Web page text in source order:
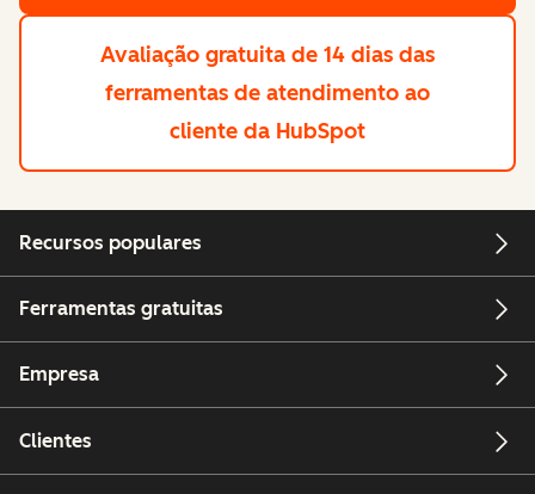
Avaliação gratuita de 14 dias das
ferramentas de atendimento ao
cliente da HubSpot
Recursos populares
Ferramentas gratuitas
Empresa
Clientes